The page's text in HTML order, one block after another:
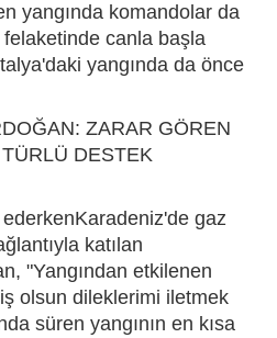
yangında komandolar da
canla başla
yangında da önce
ZARAR GÖREN
DESTEK
gaz
katılan
"Yangından etkilenen
olsun dileklerimi iletmek
süren yangının en kısa